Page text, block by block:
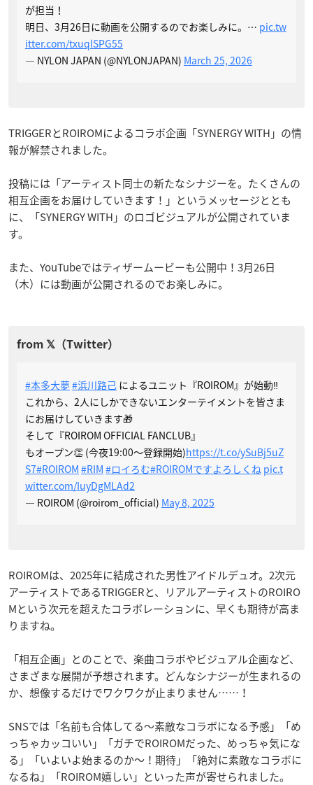
が担当！
明日、3月26日に動画を公開するのでお楽しみに。… pic.tw
itter.com/txuqlSPG55
— NYLON JAPAN (@NYLONJAPAN) March 25, 2026
TRIGGERとROIROMによるコラボ企画「SYNERGY WITH」の情
報が解禁されました。
投稿には「アーティスト同士の新たなシナジーを。たくさんの
相互企画をお届けしていきます！」というメッセージととも
に、「SYNERGY WITH」のロゴビジュアルが公開されていま
す。
また、YouTubeではティザームービーも公開中！3月26日
（木）には動画が公開されるのでお楽しみに。
#本多大夢 #浜川路己 によるユニット『ROIROM』が始動‼️
これから、2人にしかできないエンターテイメントを皆さま
にお届けしていきます🎁
そして『ROIROM OFFICIAL FANCLUB』
もオープン👏 (今夜19:00〜登録開始)https://t.co/ySuBj5uZ
S7#ROIROM #RIM #ロイろむ#ROIROMですよろしくね pic.t
witter.com/IuyDgMLAd2
— ROIROM (@roirom_official) May 8, 2025
ROIROMは、2025年に結成された男性アイドルデュオ。2次元
アーティストであるTRIGGERと、リアルアーティストのROIRO
Mという次元を超えたコラボレーションに、早くも期待が高ま
りますね。
「相互企画」とのことで、楽曲コラボやビジュアル企画など、
さまざまな展開が予想されます。どんなシナジーが生まれるの
か、想像するだけでワクワクが止まりません……！
SNSでは「名前も合体してる〜素敵なコラボになる予感」「め
っちゃカッコいい」「ガチでROIROMだった、めっちゃ気にな
る」「いよいよ始まるのか〜！期待」「絶対に素敵なコラボに
なるね」「ROIROM嬉しい」といった声が寄せられました。